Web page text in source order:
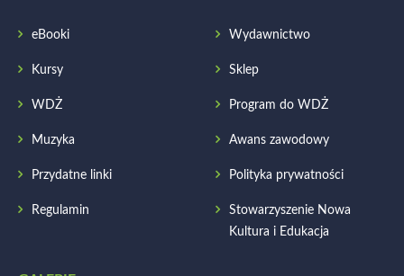
eBooki Wydawnictwo
Kursy Sklep
WDŻ Program do WDŻ
Muzyka Awans zawodowy
Przydatne linki Polityka prywatności
Regulamin
Stowarzyszenie Nowa
Kultura i Edukacja